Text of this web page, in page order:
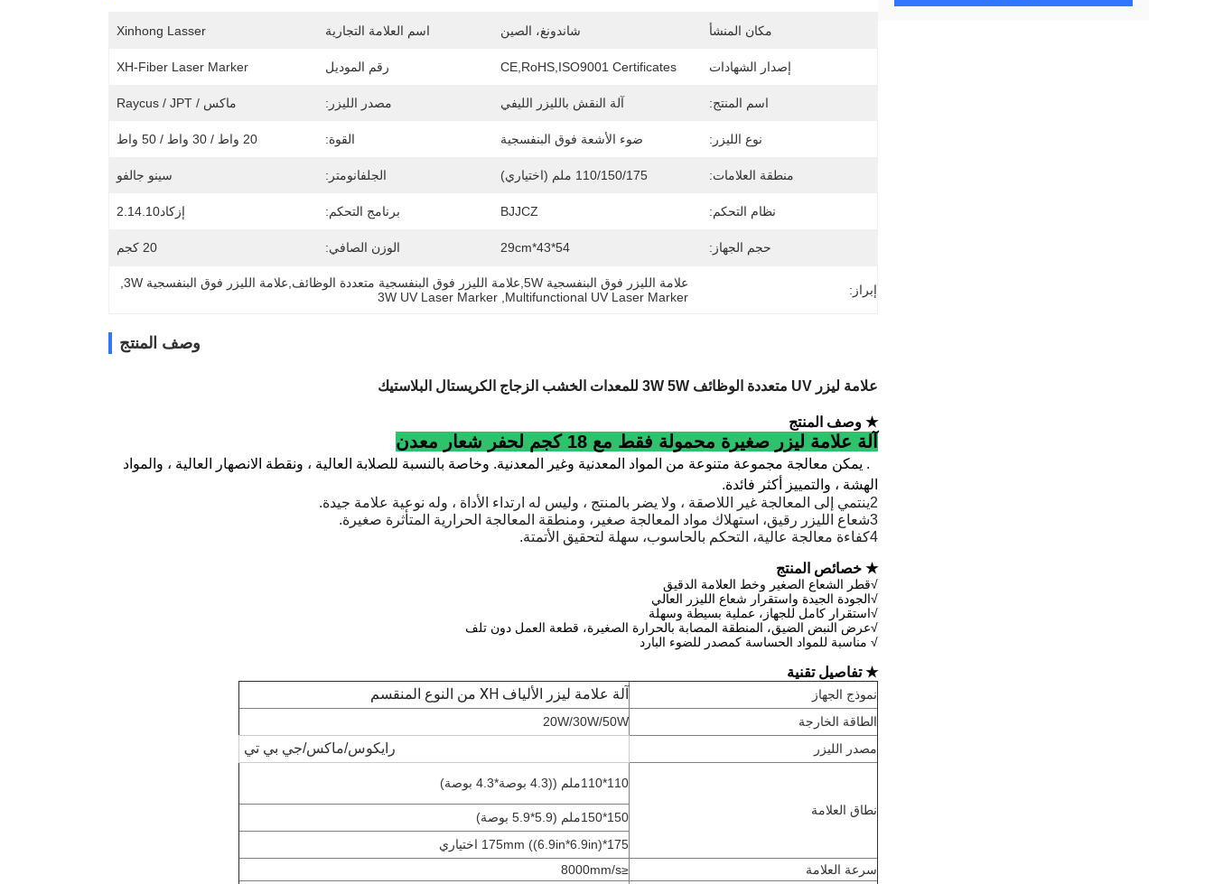
مكان المنشأ شاندونغ، الصين اسم العلامة التجارية Xinhong Lasser
إصدار الشهادات CE,RoHS,ISO9001 Certificates رقم الموديل XH-Fiber Laser Marker
اسم المنتج: آلة النقش بالليزر الليفي مصدر الليزر: ماكس / Raycus / JPT
نوع الليزر: ضوء الأشعة فوق البنفسجية القوة: 20 واط / 30 واط / 50 واط
منطقة العلامات: 110/150/175 ملم (اختياري) الجلفانومتر: سينو جالفو
نظام التحكم: BJJCZ برنامج التحكم: إزكاد2.14.10
حجم الجهاز: 54*43*29cm الوزن الصافي: 20 كجم
إبراز: علامة الليزر فوق البنفسجية 5W,علامة الليزر فوق البنفسجية متعددة الوظائف,علامة الليزر فوق البنفسجية 3W
Multifunctional UV Laser Marker
,
3W UV Laser Marker
وصف المنتج
علامة ليزر UV متعددة الوظائف 3W 5W للمعدات الخشب الزجاج الكريستال البلاستيك
★ وصف المنتج
آلة علامة ليزر صغيرة محمولة فقط مع 18 كجم لحفر شعار معدن
1. يمكن معالجة مجموعة متنوعة من المواد المعدنية وغير المعدنية. وخاصة بالنسبة للصلابة العالية ، ونقطة الانصهار العالية ، والمواد
الهشة ، والتمييز أكثر فائدة.
2ينتمي إلى المعالجة غير اللاصقة ، ولا يضر بالمنتج ، وليس له ارتداء الأداة ، وله نوعية علامة جيدة.
3شعاع الليزر رقيق، استهلاك مواد المعالجة صغير، ومنطقة المعالجة الحرارية المتأثرة صغيرة.
4كفاءة معالجة عالية، التحكم بالحاسوب، سهلة لتحقيق الأتمتة.
★ خصائص المنتج
√قطر الشعاع الصغير وخط العلامة الدقيق
√الجودة الجيدة واستقرار شعاع الليزر العالي
√استقرار كامل للجهاز، عملية بسيطة وسهلة
√عرض النبض الضيق، المنطقة المصابة بالحرارة الصغيرة، قطعة العمل دون تلف
√ مناسبة للمواد الحساسة كمصدر للضوء البارد
★ تفاصيل تقنية
نموذج الجهاز آلة علامة ليزر الألياف XH من النوع المنقسم
الطاقة الخارجة
20W/30W/50W
مصدر الليزر
رايكوس/ماكس/جي بي تي
نطاق العلامة
110*110ملم ((4.3 بوصة*4.3 بوصة)
150*150ملم (5.9*5.9 بوصة)
175*175mm ((6.9in*6.9in) اختياري
سرعة العلامة
≤8000mm/s